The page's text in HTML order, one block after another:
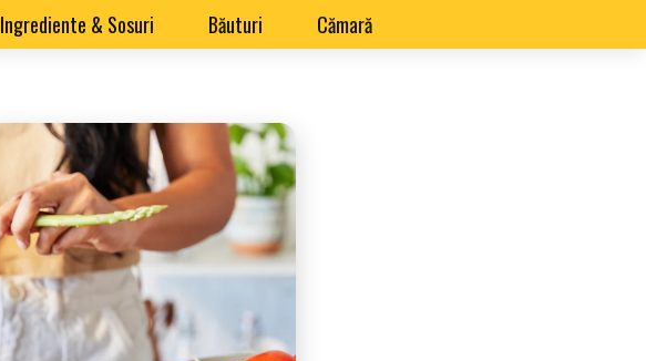
Ingrediente & Sosuri Băuturi Cămară